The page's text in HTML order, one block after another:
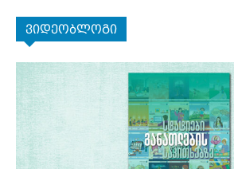
ვიდეობლოგი